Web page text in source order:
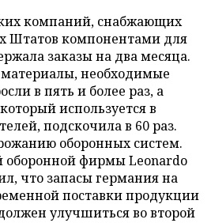
компаний, снабжающих
Штатов компонентами для
заказы на два месяца.
необходимые
в пять и более раз, а
используется в
подскочила в 60 раз.
оборонных систем.
оборонной фирмы Leonardo
что запасы германия на
поставки продукции
улучшиться во второй